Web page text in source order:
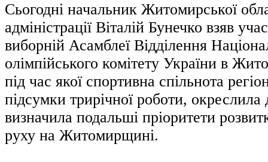
Сьогодні начальник Житомирської
адміністрації Віталій Бунечко взяв
виборній Асамблеї Відділення
олімпійського комітету України в
під час якої спортивна спільнота
підсумки трирічної роботи, окреслила
визначила подальші пріоритети
руху на Житомирщині.